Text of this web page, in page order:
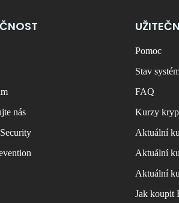
nás
Pomoc
Stav
FAQ
Kurzy
Aktuální
Aktuální
Aktuální
Jak koupit